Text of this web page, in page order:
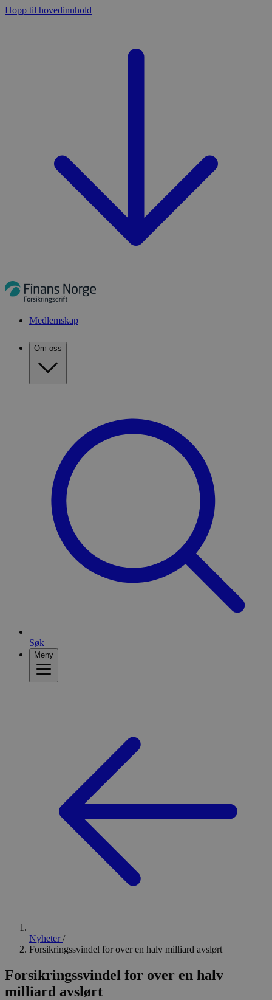
Hopp til hovedinnhold
Medlemskap
Om oss
Søk
Meny
Nyheter/
Forsikringssvindel for over en halv milliard avslørt
Forsikringssvindel for over en halv
milliard avslørt